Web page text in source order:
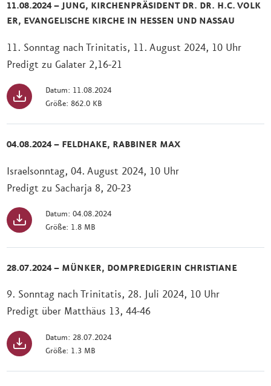
11.08.2024 – JUNG, KIRCHENPRÄSIDENT DR. DR. H.C. VOLK
ER, EVANGELISCHE KIRCHE IN HESSEN UND NASSAU
11. Sonntag nach Trinitatis, 11. August 2024, 10 Uhr
Predigt zu Galater 2,16-21
Datum: 11.08.2024
Größe: 862.0 KB
04.08.2024 – FELDHAKE, RABBINER MAX
Israelsonntag, 04. August 2024, 10 Uhr
Predigt zu Sacharja 8, 20-23
Datum: 04.08.2024
Größe: 1.8 MB
28.07.2024 – MÜNKER, DOMPREDIGERIN CHRISTIANE
9. Sonntag nach Trinitatis, 28. Juli 2024, 10 Uhr
Predigt über Matthäus 13, 44-46
Datum: 28.07.2024
Größe: 1.3 MB